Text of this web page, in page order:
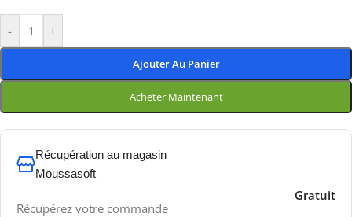
- +
Ajouter Au Panier
Acheter Maintenant
Récupération au magasin
Moussasoft
Récupérez votre commande
Gratuit